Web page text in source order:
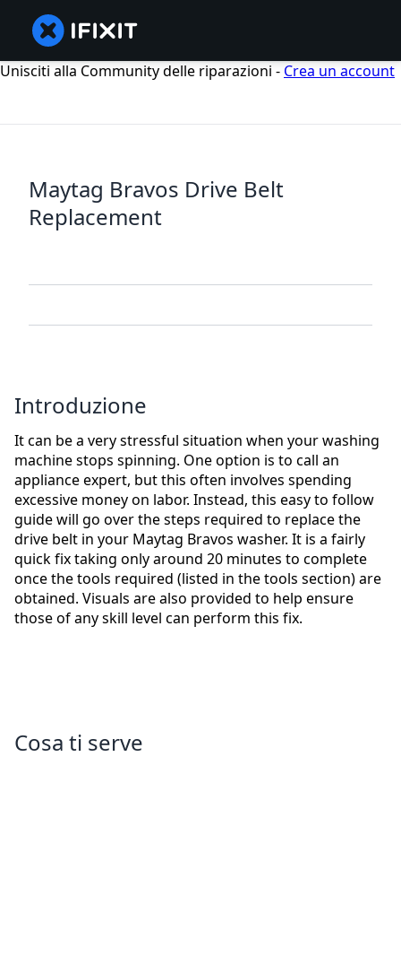
Unisciti alla Community delle riparazioni - Crea un account
Maytag Bravos Drive Belt
Replacement
Introduzione
It can be a very stressful situation when your washing
machine stops spinning. One option is to call an
appliance expert, but this often involves spending
excessive money on labor. Instead, this easy to follow
guide will go over the steps required to replace the
drive belt in your Maytag Bravos washer. It is a fairly
quick fix taking only around 20 minutes to complete
once the tools required (listed in the tools section) are
obtained. Visuals are also provided to help ensure
those of any skill level can perform this fix.
Cosa ti serve